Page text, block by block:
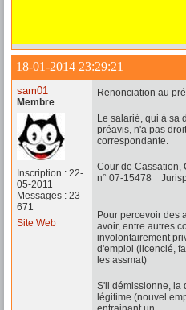
18-01-2014 23:29:21
sam01
Membre
Inscription : 22-
05-2011
Messages : 23
671
Site Web
Renonciation au
Le salarié, qui à sa
préavis, n'a pas
correspondante.
Cour de Cassation,
n° 07-15478
Pour percevoir des
avoir, entre autres
involontairement
d'emploi (licencié,
les assmat)
S'il démissionne, la
légitime (nouvel